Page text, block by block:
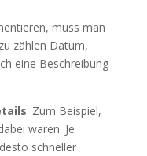
muss man
zählen Datum,
eine Beschreibung
. Zum Beispiel,
waren. Je
schneller